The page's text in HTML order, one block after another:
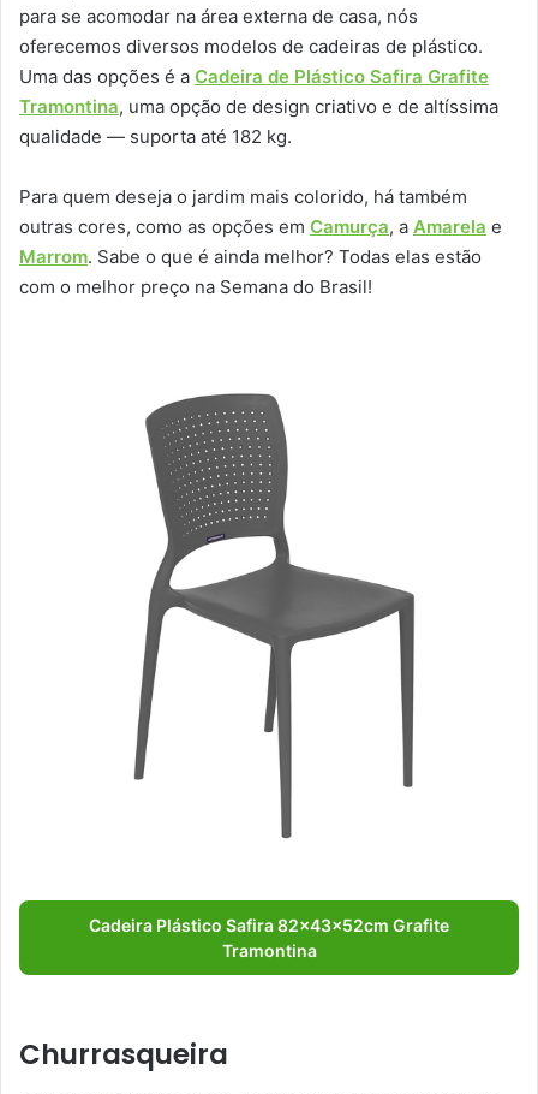
para se acomodar na área externa de casa, nós
oferecemos diversos modelos de cadeiras de plástico.
Uma das opções é a Cadeira de Plástico Safira Grafite
Tramontina, uma opção de design criativo e de altíssima
qualidade — suporta até 182 kg.
Para quem deseja o jardim mais colorido, há também
outras cores, como as opções em Camurça, a Amarela e
Marrom. Sabe o que é ainda melhor? Todas elas estão
com o melhor preço na Semana do Brasil!
Cadeira Plástico Safira 82x43x52cm Grafite
Tramontina
Churrasqueira